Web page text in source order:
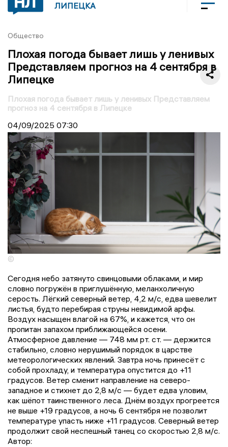
ЛИПЕЦКА
Общество
Плохая погода бывает лишь у ленивых
Представляем прогноз на 4 сентября в
Липецке
Плохая погода бывает лишь у ленивых Представляем
прогноз на 4 сентября в Липецке
04/09/2025 07:30
©
Сегодня небо затянуто свинцовыми облаками, и мир
словно погружён в приглушённую, меланхоличную
серость. Лёгкий северный ветер, 4,2 м/с, едва шевелит
листья, будто перебирая струны невидимой арфы.
Воздух насыщен влагой на 67%, и кажется, что он
пропитан запахом приближающейся осени.
Атмосферное давление — 748 мм рт. ст. — держится
стабильно, словно нерушимый порядок в царстве
метеорологических явлений. Завтра ночь принесёт с
собой прохладу, и температура опустится до +11
градусов. Ветер сменит направление на северо-
западное и стихнет до 2,8 м/с — будет едва уловим,
как шёпот таинственного леса. Днём воздух прогреется
не выше +19 градусов, а ночь 6 сентября не позволит
температуре упасть ниже +11 градусов. Северный ветер
продолжит свой неспешный танец со скоростью 2,8 м/с.
Автор: